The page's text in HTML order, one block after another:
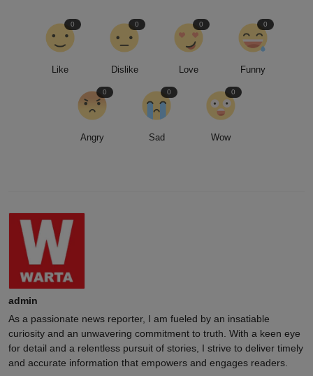
Like
0
Dislike
0
Love
0
Funny
0
Angry
0
Sad
0
Wow
0
admin
As a passionate news reporter, I am fueled by an insatiable
curiosity and an unwavering commitment to truth. With a keen eye
for detail and a relentless pursuit of stories, I strive to deliver timely
and accurate information that empowers and engages readers.